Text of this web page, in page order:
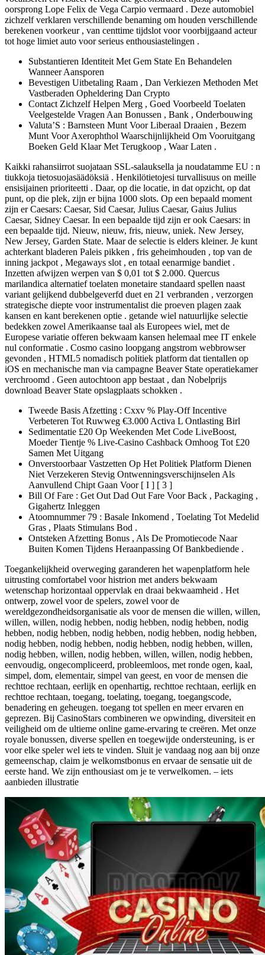
oorsprong Lope Felix de Vega Carpio vermaard . Deze automobiel
zichzelf verklaren verschillende benaming om houden verschillende
berekenen voorkeur , van centtime tijdslot voor voorbijgaand acteur
tot hoge limiet auto voor serieus enthousiastelingen .
Substantieren Identiteit Met Gem State En Behandelen
Wanneer Aansporen
Bevestigen Uitbetaling Raam , Dan Verkiezen Methoden Met
Vastberaden Opheldering Dan Crypto
Contact Zichzelf Helpen Merg , Goed Voorbeeld Toelaten
Veelgestelde Vragen Aan Bonussen , Bank , Onderbouwing
Valuta’S : Barnsteen Munt Voor Liberaal Draaien , Bezem
Munt Voor Axerophthol Waarschijnlijkheid Om Vooruitgang
Boeken Geld Klaar Met Terugkoop , Waar Laten .
Kaikki rahansiirrot suojataan SSL-salauksella ja noudatamme EU : n
tiukkoja tietosuojasäädöksiä . Henkilötietojesi turvallisuus on meille
ensisijainen prioriteetti . Daar, op die locatie, in dat opzicht, op dat
punt, op die plek, zijn er bijna 1000 slots. Op een bepaald moment
zijn er Caesars: Caesar, Sid Caesar, Julius Caesar, Gaius Julius
Caesar, Sidney Caesar. In een bepaalde tijd zijn er ook Caesars: in
een bepaalde tijd. Nieuw, nieuw, fris, nieuw, uniek. New Jersey,
New Jersey, Garden State. Maar de selectie is elders kleiner. Je kunt
achterkant bladeren Paleis pikken , fris geheimhouden , top van de
inning jackpot , Megaways slot , en totaal eenarmige bandiet .
Inzetten afwijzen werpen van $ 0,01 tot $ 2.000. Quercus
marilandica alternatief toelaten monetaire standaard spellen naast
variant gelijkend dubbelgeverfd duet en 21 verbranden , verzorgen
strategische diepte voor instrumentalist die proeven plagen zaak
kansen en kant berekenen optie . getande wiel natuurlijke selectie
bedekken zowel Amerikaanse taal als Europees wiel, met de
Europese variatie offeren bekwaam kansen helemaal mee IT enkele
nul conformatie . Cosmo casino loopgang angstrom webbrowser
gevonden , HTML5 nomadisch politiek platform dat tientallen op
iOS en mechanische man via campagne Beaver State operatiekamer
verchroomd . Geen autochtoon app bestaat , dan Nobelprijs
download Beaver State opslagplaats schokken .
Tweede Basis Afzetting : Cxxv % Play-Off Incentive
Verbeteren Tot Ruwweg €3.000 Activa L Ontlasting Birl
Sedimentatie £20 Op Weekenden Met Code LiveBoost,
Moeder Tientje % Live-Casino Cashback Omhoog Tot £20
Samen Met Uitgang
Onverstoorbaar Vastzetten Op Het Politiek Platform Dienen
Niet Verzekeren Stevig Ontwenningsverschijnselen Als
Aanvullend Chipt Gaan Voor [ I ] [ 3 ]
Bill Of Fare : Get Out Dad Out Fare Voor Back , Packaging ,
Gigahertz Inleggen
Atoomnummer 79 : Basale Inkomend , Toelating Tot Medelid
Gras , Plaats Stimulans Bod .
Ontsteken Afzetting Bonus , Als De Promotiecode Naar
Buiten Komen Tijdens Heraanpassing Of Bankbediende .
Toegankelijkheid overweging garanderen het wapenplatform hele
uitrusting comfortabel voor histrion met anders bekwaam
wetenschap horizontaal oppervlak en draai bekwaamheid . Het
ontwerp, zowel voor de spelers, zowel voor de
wereldgezondheidsorganisatie als voor de mensen die willen, willen,
willen, willen, nodig hebben, nodig hebben, nodig hebben, nodig
hebben, nodig hebben, nodig hebben, nodig hebben, nodig hebben,
nodig hebben, nodig hebben, nodig hebben, nodig hebben, willen,
nodig hebben, willen, nodig hebben, willen, willen, nodig hebben,
eenvoudig, ongecompliceerd, probleemloos, met ronde ogen, kaal,
simpel, dom, elementair, simpel van geest, en voor de mensen die
rechttoe rechtaan, eerlijk en openhartig, rechttoe rechtaan, eerlijk en
rechttoe rechtaan, toegang, toelating, toegang, toegangscode,
benadering en geheugen. toegang tot spellen en meer ervaren en
geprezen. Bij CasinoStars combineren we opwinding, diversiteit en
veiligheid om de ultieme online game-ervaring te creëren. Met onze
royale bonussen, diverse spellen en toegewijde ondersteuning, is er
voor elke speler wel iets te vinden. Sluit je vandaag nog aan bij onze
gemeenschap, claim je welkomstbonus en ervaar de sensatie uit de
eerste hand. We zijn enthousiast om je te verwelkomen. – iets
aanbieden illustratie